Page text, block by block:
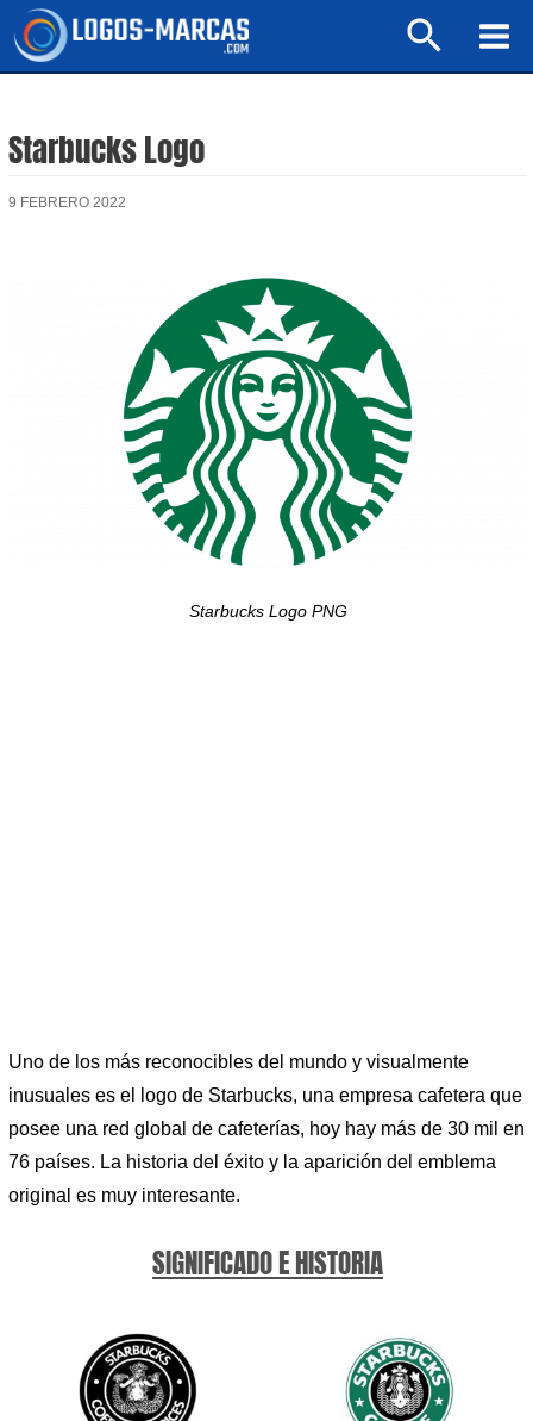
Buscar
Starbucks Logo
9 FEBRERO 2022
Starbucks Logo PNG
Uno de los más reconocibles del mundo y visualmente
inusuales es el logo de Starbucks, una empresa cafetera que
posee una red global de cafeterías, hoy hay más de 30 mil en
76 países. La historia del éxito y la aparición del emblema
original es muy interesante.
SIGNIFICADO E HISTORIA